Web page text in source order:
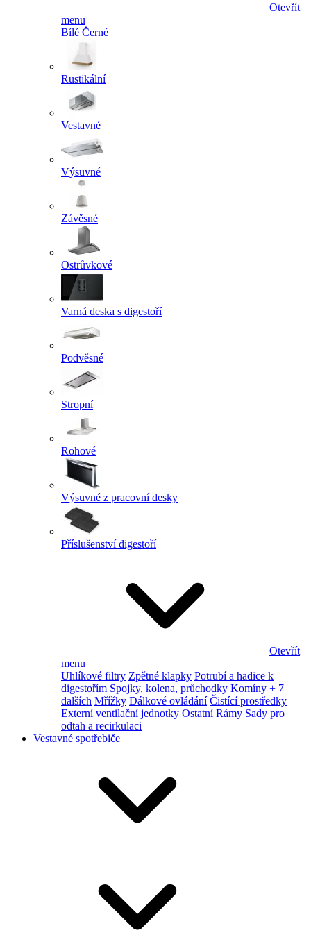
Otevřít
menu
Bílé Černé
Rustikální
Vestavné
Výsuvné
Závěsné
Ostrůvkové
Varná deska s digestoří
Podvěsné
Stropní
Rohové
Výsuvné z pracovní desky
Příslušenství digestoří
Otevřít
menu
Uhlíkové filtry Zpětné klapky Potrubí a hadice k
digestořím Spojky, kolena, průchodky Komíny + 7
dalších Mřížky Dálkové ovládání Čistící prostředky
Externí ventilační jednotky Ostatní Rámy Sady pro
odtah a recirkulaci
Vestavné spotřebiče